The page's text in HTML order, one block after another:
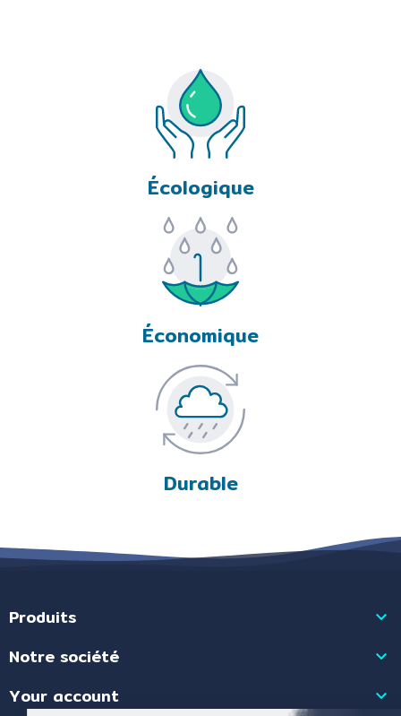
Écologique
Économique
Durable
Produits 
Notre société 
Your account 